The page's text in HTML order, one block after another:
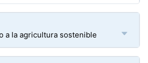
a la agricultura sostenible